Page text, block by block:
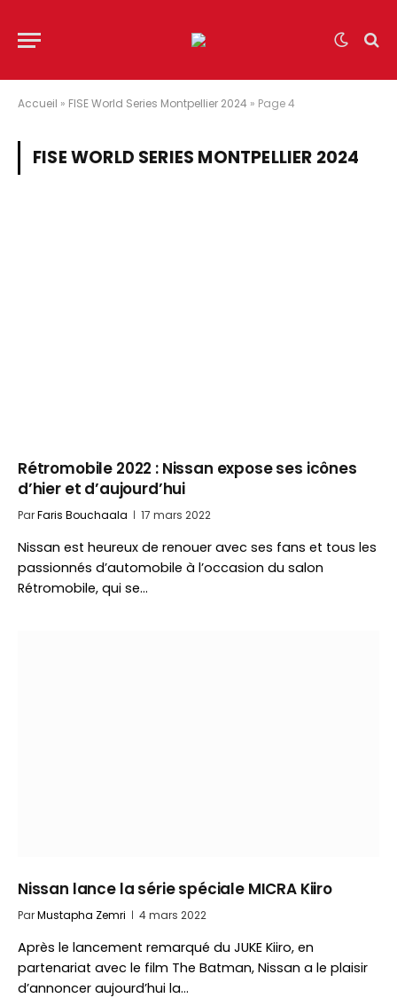
Accueil » FISE World Series Montpellier 2024 » Page 4
FISE WORLD SERIES MONTPELLIER 2024
Rétromobile 2022 : Nissan expose ses icônes
d’hier et d’aujourd’hui
ParFaris Bouchaala 17 mars 2022
Nissan est heureux de renouer avec ses fans et tous les
passionnés d’automobile à l’occasion du salon
Rétromobile, qui se…
Nissan lance la série spéciale MICRA Kiiro
ParMustapha Zemri 4 mars 2022
Après le lancement remarqué du JUKE Kiiro, en
partenariat avec le film The Batman, Nissan a le plaisir
d’annoncer aujourd’hui la…